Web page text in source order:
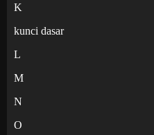
K
kunci dasar
L
M
N
O